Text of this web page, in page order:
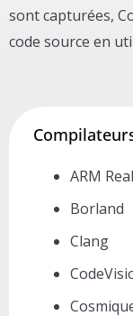
sont capturées,
code source en
ARM
Borland
Clang